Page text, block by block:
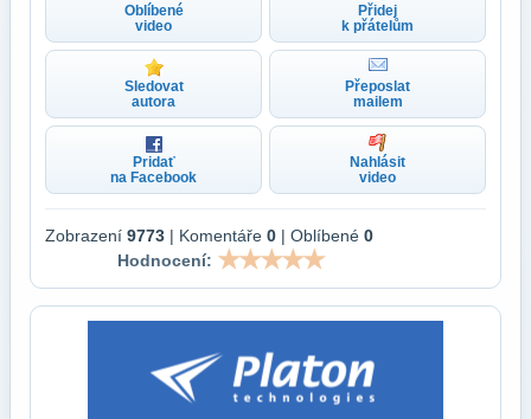
Oblíbené
video
Přidej
k přátelům
Sledovat
autora
Přeposlat
mailem
Pridať
na Facebook
Nahlásit
video
Zobrazení 9773 | Komentáře 0 | Oblíbené 0
Hodnocení: